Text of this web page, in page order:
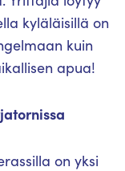
kyläläisillä on
kuin
apua!
on yksi